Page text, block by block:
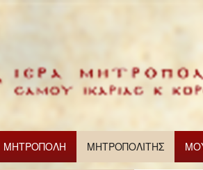
ΜΗΤΡΟΠΟΛΗ ΜΗΤΡΟΠΟΛΙΤΗΣ